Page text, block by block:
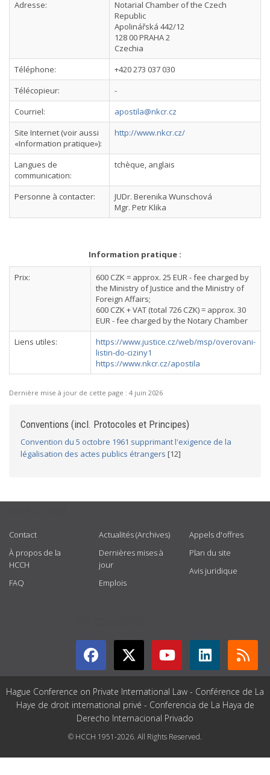
Adresse:
Notarial Chamber of the Czech
Republic
Apolinářská 442/12
128 00 PRAHA 2
Czechia
Téléphone:
+420 273 037 030
Télécopieur:
-
Courriel:
apostila@nkcr.cz
Site Internet (voir aussi
«Information pratique»):
http://www.nkcr.cz/
Langues de
communication:
tchèque, anglais
Personne à contacter:
JUDr. Berenika Wunschová
Mgr. Petr Klika
Information pratique :
Prix:
600 CZK = approx. 25 EUR - fee charged by
the Ministry of Justice and the Ministry of
Foreign Affairs;
600 CZK + VAT (total 726 CZK) = approx. 30
EUR - fee charged by the Notary Chamber
Liens utiles:
https://www.justice.cz/web/msp/overovani-
listin-do-ciziny1
https://www.nkcr.cz/apostila
Dernière mise à jour de cette page : 4 juin 2026
Conventions (incl. Protocoles et Principes)
Convention du 5 octobre 1961 supprimant l'exigence de la
légalisation des actes publics étrangers [12]
Contact
À propos de la
HCCH
FAQ
Actualités (Archives)
Dernières mises à
jour
Emplois
Appels d'offres
Plan du site
Avis juridique
Hague Conference on Private International Law - Conférence de La
Haye de droit international privé - Conferencia de La Haya de
Derecho Internacional Privado
© HCCH 1951-2026. All Rights Reserved.